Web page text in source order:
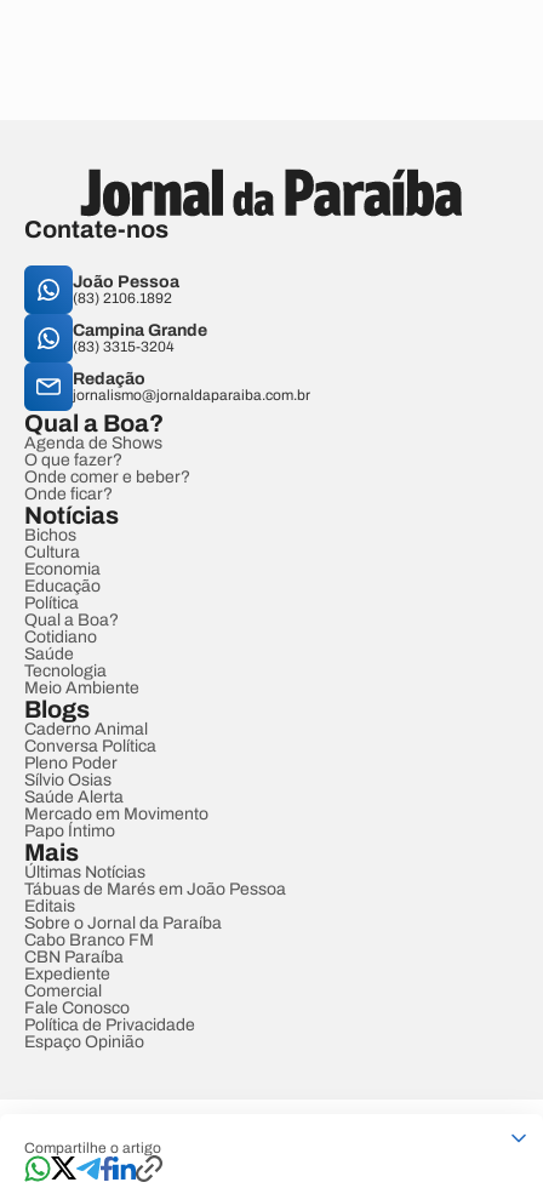
Compartilhe o artigo
Contate-nos
João Pessoa
(83) 2106.1892
Campina Grande
(83) 3315-3204
Redação
jornalismo@jornaldaparaiba.com.br
Qual a Boa?
Agenda de Shows
O que fazer?
Onde comer e beber?
Onde ficar?
Notícias
Bichos
Cultura
Economia
Educação
Política
Qual a Boa?
Cotidiano
Saúde
Tecnologia
Meio Ambiente
Blogs
Caderno Animal
Conversa Política
Pleno Poder
Sílvio Osias
Saúde Alerta
Mercado em Movimento
Papo Íntimo
Mais
Últimas Notícias
Tábuas de Marés em João Pessoa
Editais
Sobre o Jornal da Paraíba
Cabo Branco FM
CBN Paraíba
Expediente
Comercial
Fale Conosco
Política de Privacidade
Espaço Opinião
Developed by Designed by